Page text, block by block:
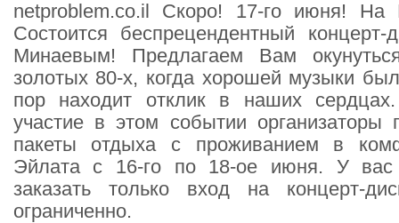
netproblem.co.il Скоро! 17-го июня!
Состоится беспрецендентный
Минаевым! Предлагаем Вам
золотых 80-х, когда хорошей музыки
пор находит отклик в наших
участие в этом событии организаторы
пакеты отдыха с проживанием в
Эйлата с 16-го по 18-ое июня. У вас
заказать только вход на концерт-
ограниченно.